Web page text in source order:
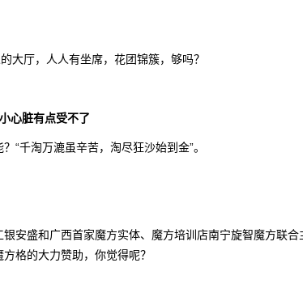
大厅，人人有坐席，花团锦簇，够吗？
心脏有点受不了
“千淘万漉虽辛苦，淘尽狂沙始到金”。
安盛和广西首家魔方实体、魔方培训店南宁旋智魔方联合
格的大力赞助，你觉得呢？